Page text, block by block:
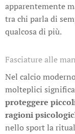
apparentemente
tra chi parla di
qualcosa di più.
Fasciature alle
Nel calcio
molteplici
proteggere
ragioni
nello sport la